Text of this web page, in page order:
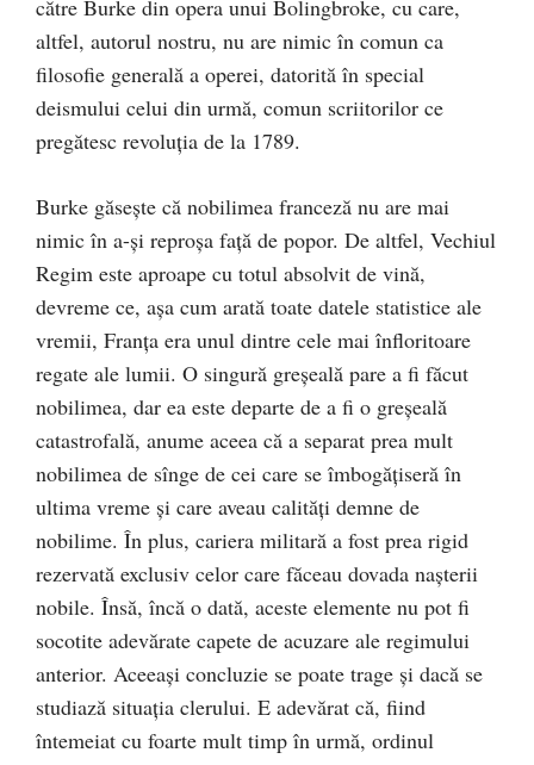
către Burke din opera unui Bolingbroke, cu care,
altfel, autorul nostru, nu are nimic în comun ca
filosofie generală a operei, datorită în special
deismului celui din urmă, comun scriitorilor ce
pregătesc revoluţia de la 1789.
Burke găseşte că nobilimea franceză nu are mai
nimic în a-şi reproşa faţă de popor. De altfel, Vechiul
Regim este aproape cu totul absolvit de vină,
devreme ce, aşa cum arată toate datele statistice ale
vremii, Franţa era unul dintre cele mai înfloritoare
regate ale lumii. O singură greşeală pare a fi făcut
nobilimea, dar ea este departe de a fi o greşeală
catastrofală, anume aceea că a separat prea mult
nobilimea de sînge de cei care se îmbogăţiseră în
ultima vreme şi care aveau calităţi demne de
nobilime. În plus, cariera militară a fost prea rigid
rezervată exclusiv celor care făceau dovada naşterii
nobile. Însă, încă o dată, aceste elemente nu pot fi
socotite adevărate capete de acuzare ale regimului
anterior. Aceeaşi concluzie se poate trage şi dacă se
studiază situaţia clerului. E adevărat că, fiind
întemeiat cu foarte mult timp în urmă, ordinul